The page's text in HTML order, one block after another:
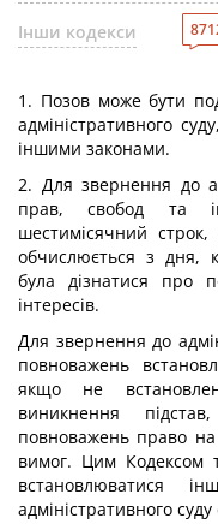
Інши кодекси
1. Позов може бути
адміністративного
іншими законами.
2. Для звернення до
прав, свобод та
шестимісячний
обчислюється з дня,
була дізнатися про
інтересів.
Для звернення до
повноважень
якщо не
виникнення
повноважень право
вимог. Цим Кодексом
встановлюватися
адміністративного